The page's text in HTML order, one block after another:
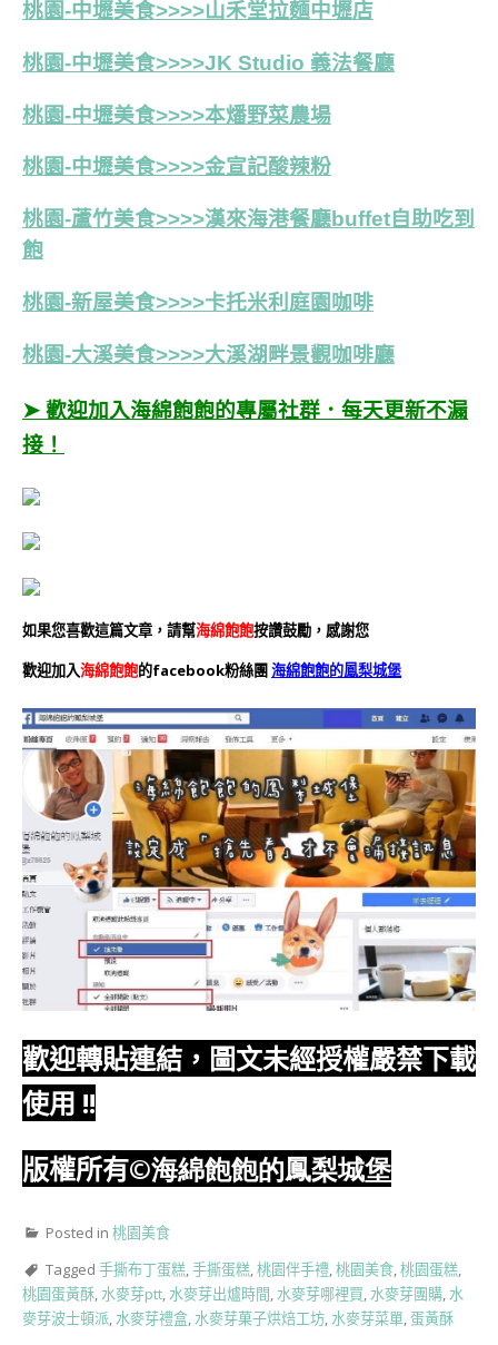
桃園-中壢美食>>>>山禾堂拉麵中壢店
桃園-中壢美食>>>>JK Studio 義法餐廳
桃園-中壢美食>>>>本燔野菜農場
桃園-中壢美食>>>>金宣記酸辣粉
桃園-蘆竹美食>>>>漢來海港餐廳buffet自助吃到
飽
桃園-新屋美食>>>>卡托米利庭園咖啡
桃園-大溪美食>>>>大溪湖畔景觀咖啡廳
➤ 歡迎加入海綿飽飽的專屬社群．每天更新不漏
接！
如果您喜歡這篇文章，請幫海綿飽飽按讚鼓勵，感謝您
歡迎加入海綿飽飽的facebook粉絲團海綿飽飽的鳳梨城堡
歡迎轉貼連結，圖文未經授權嚴禁下載
使用 !!
版權所有©海綿飽飽的鳳梨城堡
Posted in 桃園美食
Tagged 手撕布丁蛋糕,手撕蛋糕,桃園伴手禮,桃園美食,桃園蛋糕,
桃園蛋黃酥,水麥芽ptt,水麥芽出爐時間,水麥芽哪裡買,水麥芽團購,水
麥芽波士頓派,水麥芽禮盒,水麥芽菓子烘焙工坊,水麥芽菜單,蛋黃酥